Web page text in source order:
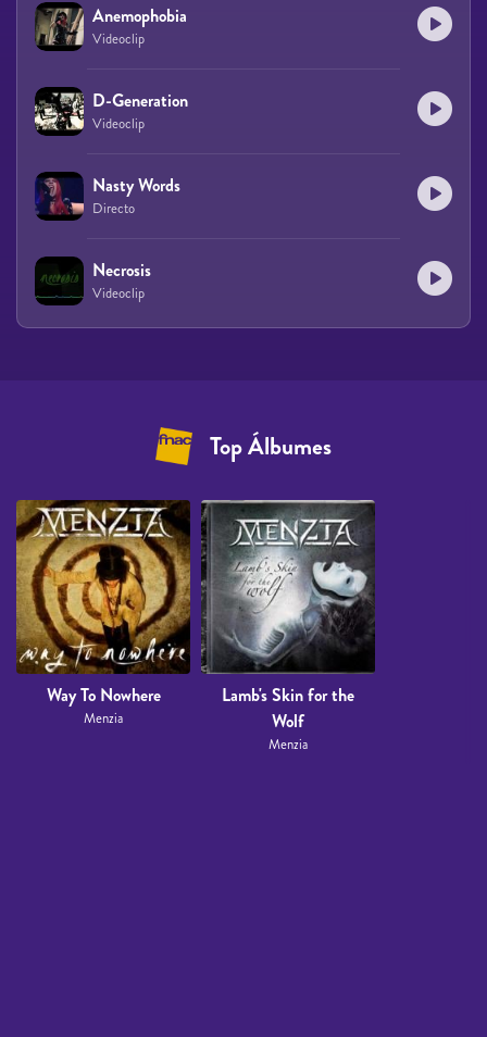
Anemophobia
Videoclip
D-Generation
Videoclip
Nasty Words
Directo
Necrosis
Videoclip
Top Álbumes
Way To Nowhere
Menzia
Lamb's Skin for the
Wolf
Menzia